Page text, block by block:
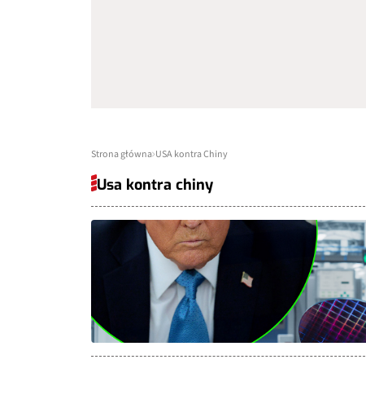
Strona główna USA kontra Chiny
Usa kontra chiny